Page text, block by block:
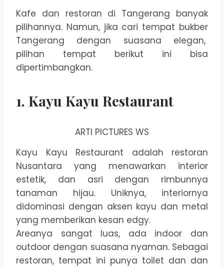
Kafe dan restoran di Tangerang banyak
pilihannya. Namun, jika cari tempat bukber
Tangerang dengan suasana elegan,
pilihan tempat berikut ini bisa
dipertimbangkan.
1. Kayu Kayu Restaurant
ARTI PICTURES WS
Kayu Kayu Restaurant adalah restoran
Nusantara yang menawarkan interior
estetik, dan asri dengan rimbunnya
tanaman hijau. Uniknya, interiornya
didominasi dengan aksen kayu dan metal
yang memberikan kesan edgy.
Areanya sangat luas, ada indoor dan
outdoor dengan suasana nyaman. Sebagai
restoran, tempat ini punya toilet dan dan